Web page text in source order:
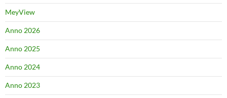
MeyView
Anno 2026
Anno 2025
Anno 2024
Anno 2023